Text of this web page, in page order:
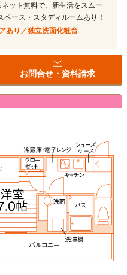
ット無料で、新生活をスムー
ース・スタディルームあり！
あり／独立洗面化粧台
お問合せ・資料請求